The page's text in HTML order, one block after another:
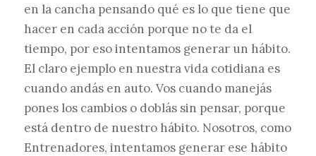
en la cancha pensando qué es lo que tiene que
hacer en cada acción porque no te da el
tiempo, por eso intentamos generar un hábito.
El claro ejemplo en nuestra vida cotidiana es
cuando andás en auto. Vos cuando manejás
pones los cambios o doblás sin pensar, porque
está dentro de nuestro hábito. Nosotros, como
Entrenadores, intentamos generar ese hábito